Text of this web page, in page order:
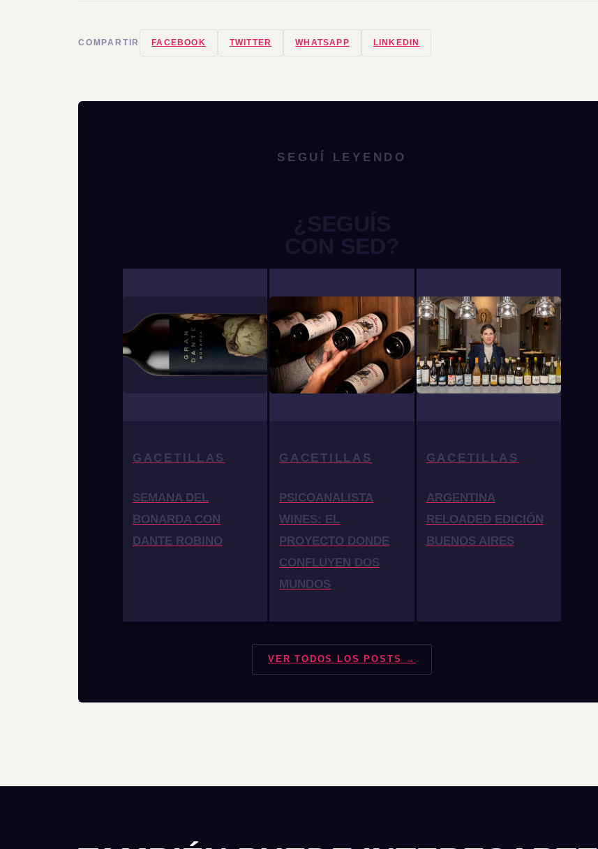
COMPARTIR FACEBOOK TWITTER WHATSAPP LINKEDIN
SEGUÍ LEYENDO
¿SEGUÍS
CON SED?
GACETILLAS
SEMANA DEL
BONARDA CON
DANTE ROBINO
GACETILLAS
PSICOANALISTA
WINES: EL
PROYECTO DONDE
CONFLUYEN DOS
MUNDOS
GACETILLAS
ARGENTINA
RELOADED EDICIÓN
BUENOS AIRES
VER TODOS LOS POSTS →